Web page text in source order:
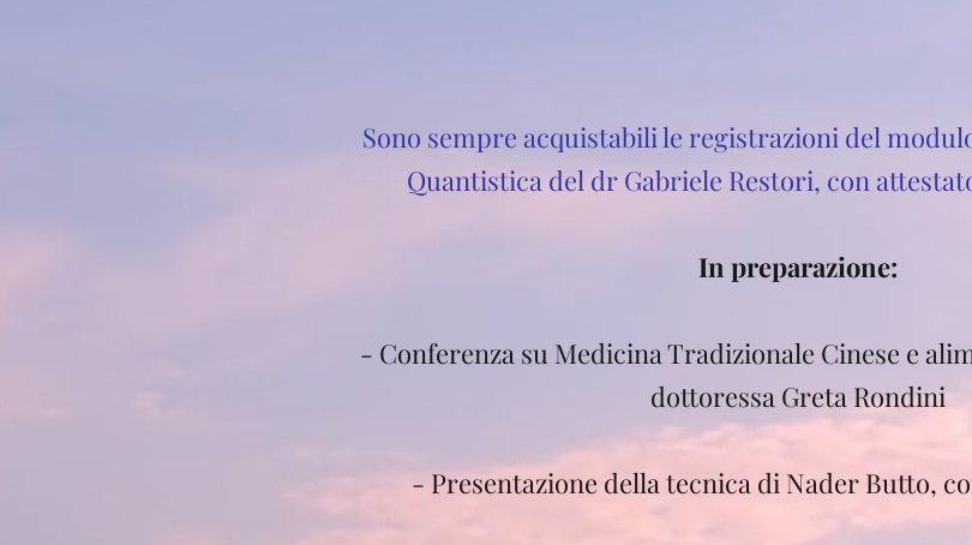
Sono sempre acquistabili le registrazioni del
Quantistica del dr Gabriele Restori, con
In preparazione:​
- Conferenza su Medicina Tradizionale Cinese e
dottoressa Greta Rondini
- Presentazione della tecnica di Nader Butto,